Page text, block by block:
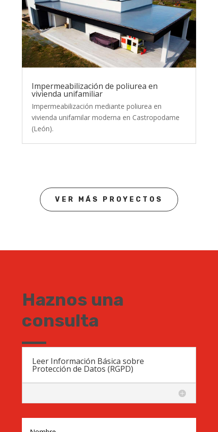
Impermeabilización de poliurea en
vivienda unifamiliar
Impermeabilización mediante poliurea en
vivienda unifamilar moderna en Castropodame
(León).
VER MÁS PROYECTOS
Haznos una
consulta
Leer Información Básica sobre
Protección de Datos (RGPD)